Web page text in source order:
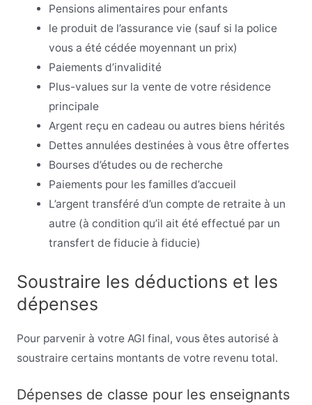
Pensions alimentaires pour enfants
le produit de l’assurance vie (sauf si la police
vous a été cédée moyennant un prix)
Paiements d’invalidité
Plus-values sur la vente de votre résidence
principale
Argent reçu en cadeau ou autres biens hérités
Dettes annulées destinées à vous être offertes
Bourses d’études ou de recherche
Paiements pour les familles d’accueil
L’argent transféré d’un compte de retraite à un
autre (à condition qu’il ait été effectué par un
transfert de fiducie à fiducie)
Soustraire les déductions et les
dépenses
Pour parvenir à votre AGI final, vous êtes autorisé à
soustraire certains montants de votre revenu total.
Dépenses de classe pour les enseignants